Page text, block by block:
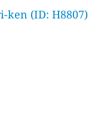
ken (ID: H8807)